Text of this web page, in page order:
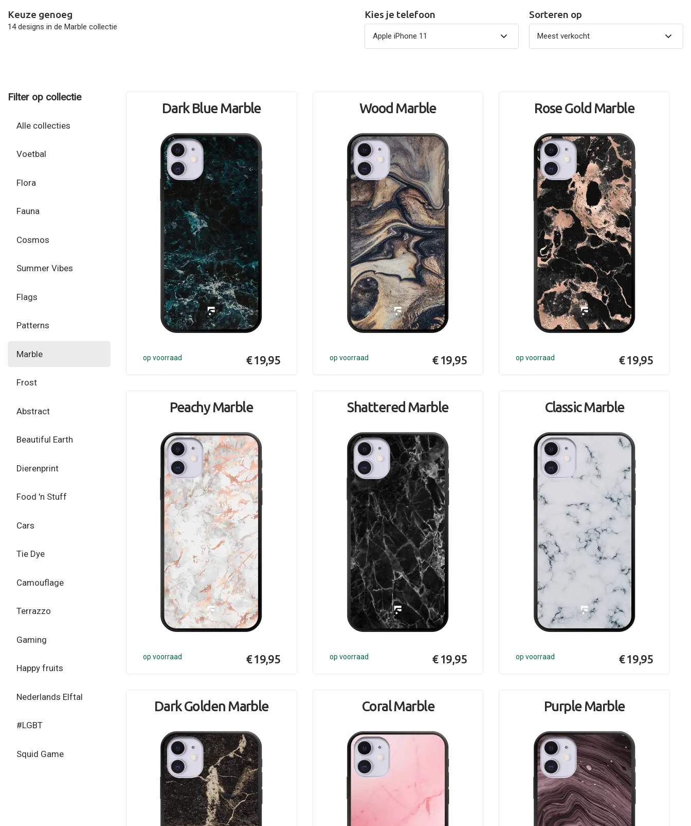
Keuze genoeg
14 designs in de Marble collectie
Kies je telefoon Sorteren op
Filter op collectie
Alle collecties
Voetbal
Flora
Fauna
Cosmos
Summer Vibes
Flags
Patterns
Marble
Frost
Abstract
Beautiful Earth
Dierenprint
Food 'n Stuff
Cars
Tie Dye
Camouflage
Terrazzo
Gaming
Happy fruits
Nederlands Elftal
#LGBT
Squid Game
Dark Blue Marble
op voorraad € 19,95
Wood Marble
op voorraad € 19,95
Rose Gold Marble
op voorraad € 19,95
Peachy Marble
op voorraad € 19,95
Shattered Marble
op voorraad € 19,95
Classic Marble
op voorraad € 19,95
Dark Golden Marble Coral Marble Purple Marble